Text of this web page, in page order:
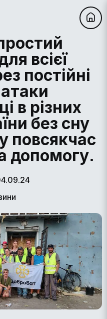
всієї
постійні
в різних
без сну
повсякчас
допомогу.